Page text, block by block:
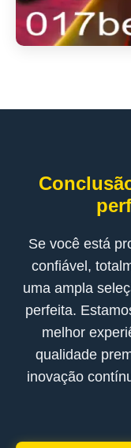
Se você está
confiável,
uma ampla
perfeita.
melhor
qualidade
inovação